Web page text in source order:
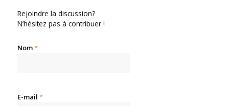
Rejoindre la discussion?
N’hésitez pas à contribuer !
Nom*
E-mail *